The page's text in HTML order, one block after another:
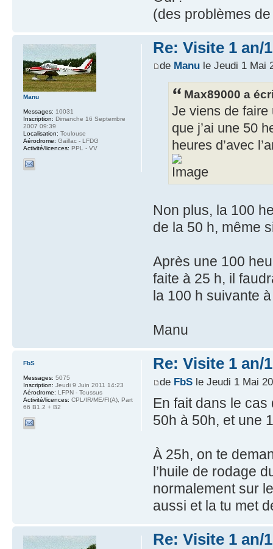
(des problèmes
Re: Visite 1 an/
de Manule Jeudi 1 Mai
Max89000 a
Je viens de faire
que j’ai une 50
heures d’avec
Non plus, la 100
de la 50 h, même
Après une 100
faite à 25 h, il
la 100 h suivante
Manu
Manu
Messages: 10031
Inscription: Dimanche 16 Septembre
2007 09:39
Localisation: Toulouse
Aérodrome: Gaillac - LFDG
Activité/licences: PPL - VV
Re: Visite 1 an/
de FbSle Jeudi 1 Mai
En fait dans le
50h à 50h, et une
À 25h, on te
l’huile de rodage
normalement sur
aussi et la tu met
FbS
Messages: 5075
Inscription: Jeudi 9 Juin 2011 14:23
Aérodrome: LFPN - Toussus
Activité/licences: CPL/IR/ME/FI(A), Part
66 B1.2 + B2
Re: Visite 1 an/